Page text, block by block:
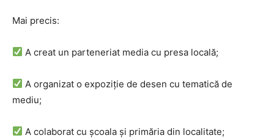
Mai precis:
A creat un parteneriat media cu presa locală;
A organizat o expoziție de desen cu tematică de
mediu;
A colaborat cu școala și primăria din localitate;